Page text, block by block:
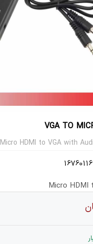
Micro HDMI to VGA with
16760116
Micro HDMI